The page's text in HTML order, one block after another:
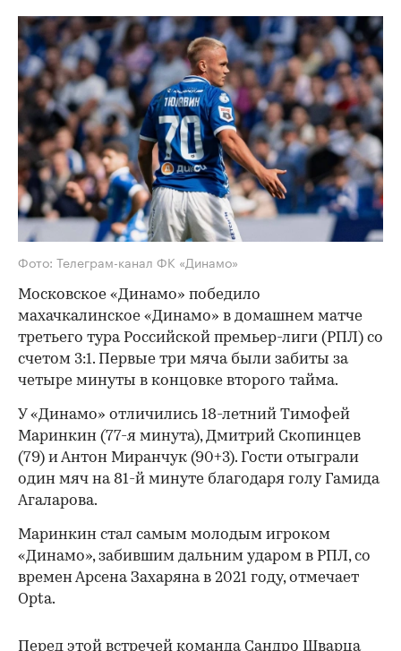
Фото: Телеграм-канал ФК «Динамо»
Московское «Динамо» победило
махачкалинское «Динамо» в домашнем матче
третьего тура Российской премьер-лиги (РПЛ) со
счетом 3:1. Первые три мяча были забиты за
четыре минуты в концовке второго тайма.
У «Динамо» отличились 18-летний Тимофей
Маринкин (77-я минута), Дмитрий Скопинцев
(79) и Антон Миранчук (90+3). Гости отыграли
один мяч на 81-й минуте благодаря голу Гамида
Агаларова.
Маринкин стал самым молодым игроком
«Динамо», забившим дальним ударом в РПЛ, со
времен Арсена Захаряна в 2021 году, отмечает
Opta.
Перед этой встречей команда Сандро Шварца